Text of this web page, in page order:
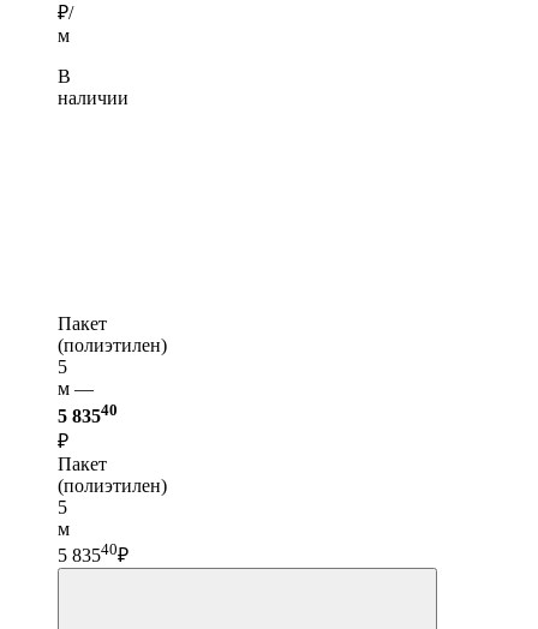
₽/
м
В
наличии
Пакет
(полиэтилен)
5
м —
5 83540
₽
Пакет
(полиэтилен)
5
м
5 83540₽